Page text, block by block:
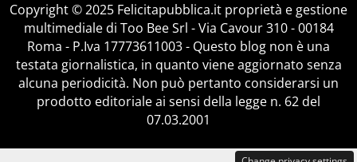
Copyright © 2025 Felicitapubblica.it proprietà e gestione
multimediale di Too Bee Srl - Via Cavour 310 - 00184
Roma - P.Iva 17773611003 - Questo blog non è una
testata giornalistica, in quanto viene aggiornato senza
alcuna periodicità. Non può pertanto considerarsi un
prodotto editoriale ai sensi della legge n. 62 del
07.03.2001